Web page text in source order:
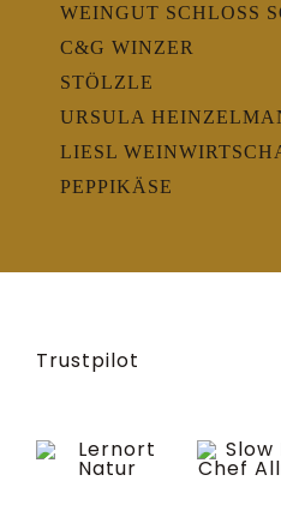
WEINGUT SCHLOSS
C&G WINZER
STÖLZLE
URSULA
LIESL
PEPPIKÄSE
Trustpilot